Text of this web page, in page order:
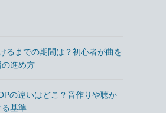
るまでの期間は？初心者が曲を
進め方
の違いはどこ？音作りや聴か
基準